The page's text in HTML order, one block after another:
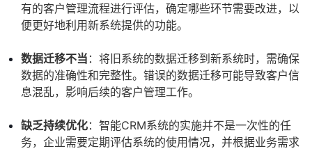
有的客户管理流程进行评估，确定哪些环节需要改进，以
便更好地利用新系统提供的功能。
数据迁移不当 ：将旧系统的数据迁移到新系统时，需确保
数据的准确性和完整性。错误的数据迁移可能导致客户信
息混乱，影响后续的客户管理工作。
缺乏持续优化：智能CRM系统的实施并不是一次性的任
务，企业需要定期评估系统的使用情况，并根据业务需求